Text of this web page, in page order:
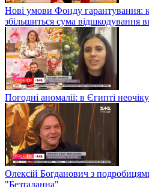
Нові умови Фонду гарантування:
збільшиться сума відшкодування
Погодні аномалії: в Єгипті
Олексій Богданович з
"Безталанна"